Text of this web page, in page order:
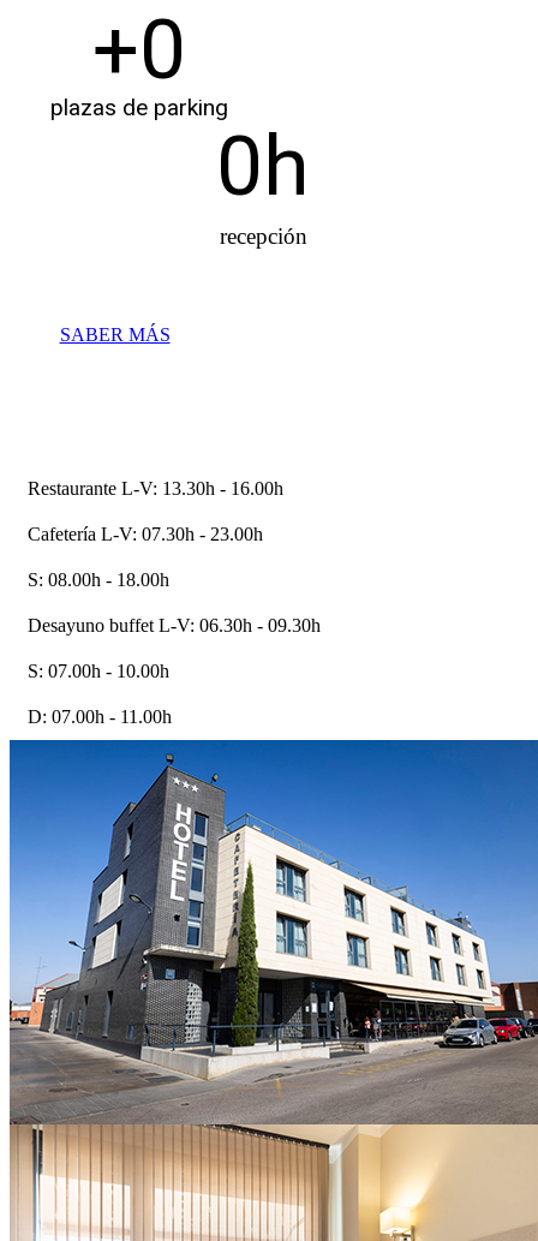
+0
plazas de parking
0h
recepción
SABER MÁS
Restaurante L-V: 13.30h - 16.00h
Cafetería L-V: 07.30h - 23.00h
S: 08.00h - 18.00h
Desayuno buffet L-V: 06.30h - 09.30h
S: 07.00h - 10.00h
D: 07.00h - 11.00h